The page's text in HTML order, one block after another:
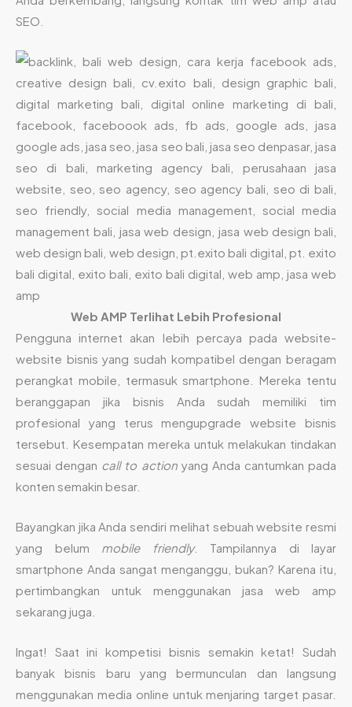
SEO.
Web AMP Terlihat Lebih Profesional
Pengguna internet akan lebih percaya pada website-
website bisnis yang sudah kompatibel dengan beragam
perangkat mobile, termasuk smartphone. Mereka tentu
beranggapan jika bisnis Anda sudah memiliki tim
profesional yang terus mengupgrade website bisnis
tersebut. Kesempatan mereka untuk melakukan tindakan
sesuai dengan call to actionyang Anda cantumkan pada
konten semakin besar.
Bayangkan jika Anda sendiri melihat sebuah website resmi
yang belum mobile friendly. Tampilannya di layar
smartphone Anda sangat menganggu, bukan? Karena itu,
pertimbangkan untuk menggunakan jasa web amp
sekarang juga.
Ingat! Saat ini kompetisi bisnis semakin ketat! Sudah
banyak bisnis baru yang bermunculan dan langsung
menggunakan media online untuk menjaring target pasar.